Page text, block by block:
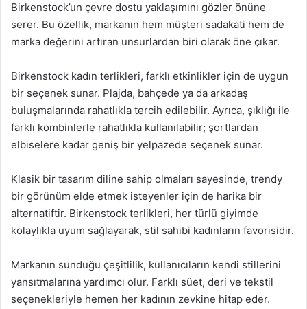
Birkenstock’un çevre dostu yaklaşımını gözler önüne
serer. Bu özellik, markanın hem müşteri sadakati hem de
marka değerini artıran unsurlardan biri olarak öne çıkar.
Birkenstock kadın terlikleri, farklı etkinlikler için de uygun
bir seçenek sunar. Plajda, bahçede ya da arkadaş
buluşmalarında rahatlıkla tercih edilebilir. Ayrıca, şıklığı ile
farklı kombinlerle rahatlıkla kullanılabilir; şortlardan
elbiselere kadar geniş bir yelpazede seçenek sunar.
Klasik bir tasarım diline sahip olmaları sayesinde, trendy
bir görünüm elde etmek isteyenler için de harika bir
alternatiftir. Birkenstock terlikleri, her türlü giyimde
kolaylıkla uyum sağlayarak, stil sahibi kadınların favorisidir.
Markanın sunduğu çeşitlilik, kullanıcıların kendi stillerini
yansıtmalarına yardımcı olur. Farklı süet, deri ve tekstil
seçenekleriyle hemen her kadının zevkine hitap eder.